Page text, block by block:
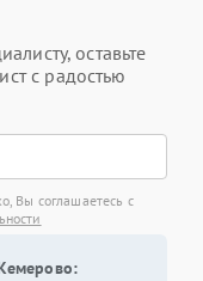
оставьте
с радостью
Вы соглашаетесь с